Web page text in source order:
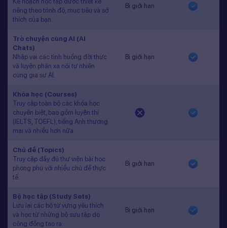
riêng theo trình độ, mục tiêu và sở
thích của bạn.
Bị giới hạn
Trò chuyện cùng AI (AI
Chats)
Nhập vai các tình huống đời thực
và luyện phản xạ nói tự nhiên
cùng gia sư AI.
Bị giới hạn
Khóa học (Courses)
Truy cập toàn bộ các khóa học
chuyên biệt, bao gồm luyện thi
(IELTS, TOEFL), tiếng Anh thương
mại và nhiều hơn nữa.
Chủ đề (Topics)
Truy cập đầy đủ thư viện bài học
phong phú với nhiều chủ đề thực
tế.
Bị giới hạn
Bộ học tập (Study Sets)
Lưu lại các bộ từ vựng yêu thích
và học từ những bộ sưu tập do
cộng đồng tạo ra.
Bị giới hạn